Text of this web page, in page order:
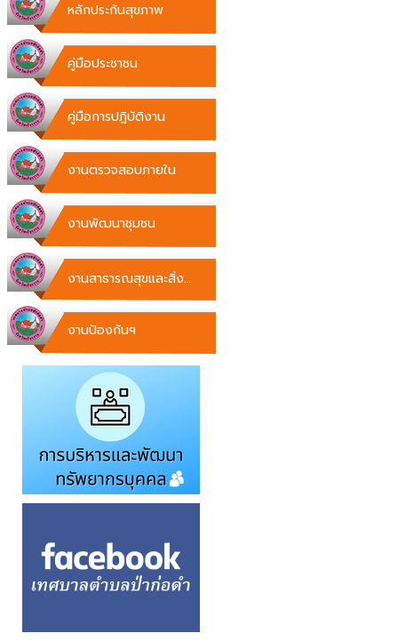
หลักประกันสุขภาพ
คู่มือประชาชน
คู่มือการปฎิบัติงาน
งานตรวจสอบภายใน
งานพัฒนาชุมชน
งานสาธารณสุขและสิ่ง
แวดล้อม
งานป้องกันฯ